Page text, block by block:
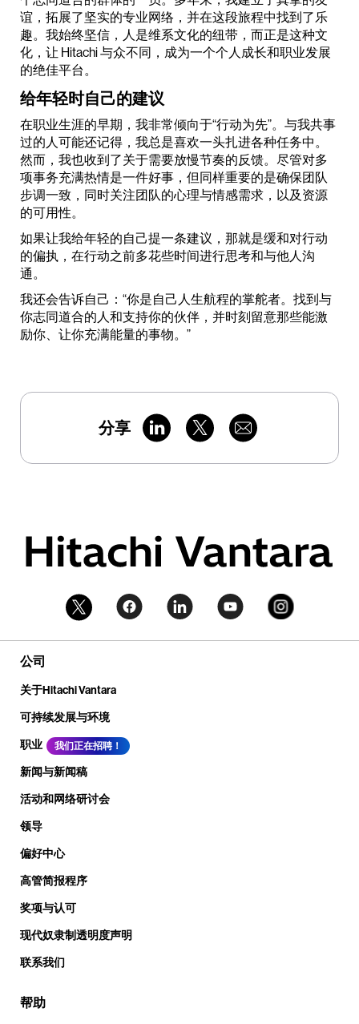
谊，拓展了坚实的专业网络，并在这段旅程中找到了乐
趣。我始终坚信，人是维系文化的纽带，而正是这种文
化，让 Hitachi 与众不同，成为一个个人成长和职业发展
的绝佳平台。
给年轻时自己的建议
在职业生涯的早期，我非常倾向于“行动为先”。与我共事
过的人可能还记得，我总是喜欢一头扎进各种任务中。
然而，我也收到了关于需要放慢节奏的反馈。尽管对多
项事务充满热情是一件好事，但同样重要的是确保团队
步调一致，同时关注团队的心理与情感需求，以及资源
的可用性。
如果让我给年轻的自己提一条建议，那就是缓和对行动
的偏执，在行动之前多花些时间进行思考和与他人沟
通。
我还会告诉自己：“你是自己人生航程的掌舵者。找到与
你志同道合的人和支持你的伙伴，并时刻留意那些能激
励你、让你充满能量的事物。”
分享
公司
关于Hitachi Vantara
可持续发展与环境
职业
我们正在招聘！
新闻与新闻稿
活动和网络研讨会
领导
偏好中心
高管简报程序
奖项与认可
现代奴隶制透明度声明
联系我们
帮助